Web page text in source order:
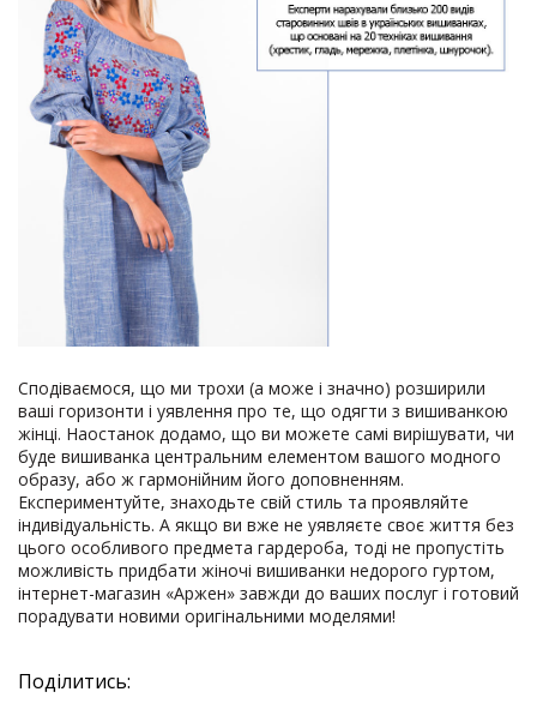
Сподіваємося, що ми трохи (а може і значно) розширили
ваші горизонти і уявлення про те, що одягти з вишиванкою
жінці. Наостанок додамо, що ви можете самі вирішувати, чи
буде вишиванка центральним елементом вашого модного
образу, або ж гармонійним його доповненням.
Експериментуйте, знаходьте свій стиль та проявляйте
індивідуальність. А якщо ви вже не уявляєте своє життя без
цього особливого предмета гардероба, тоді не пропустіть
можливість придбати жіночі вишиванки недорого гуртом,
інтернет-магазин «Аржен» завжди до ваших послуг і готовий
порадувати новими оригінальними моделями!
Поділитись: